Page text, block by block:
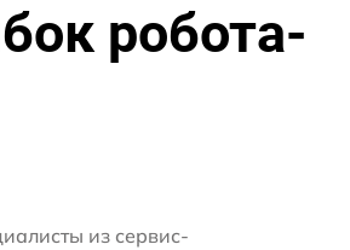
робота-
из сервис-